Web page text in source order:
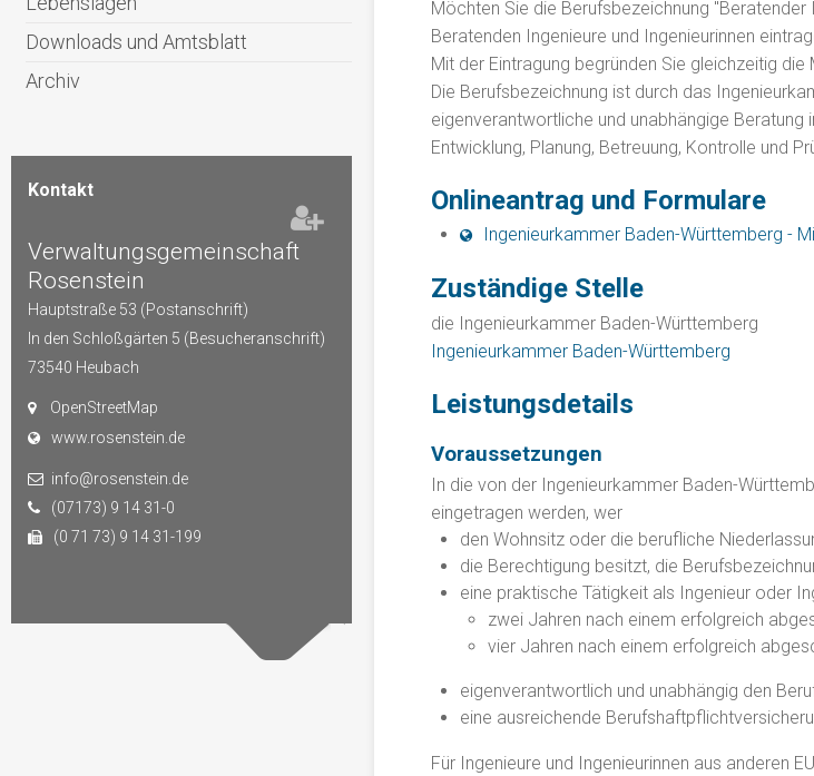
Downloads und Amtsblatt
Archiv
Kontakt
Verwaltungsgemeinschaft
Rosenstein
Hauptstraße 53 (Postanschrift)
In den Schloßgärten 5 (Besucheranschrift)
73540 Heubach
OpenStreetMap
www.rosenstein.de
info@rosenstein.de
(07173) 9 14 31-0
(0 71 73) 9 14 31-199
Möchten Sie die Berufsbezeichnung
Beratenden Ingenieure und Ingenieurinnen
Mit der Eintragung begründen Sie gleichzeitig
Die Berufsbezeichnung ist durch das
eigenverantwortliche und unabhängige
Entwicklung, Planung, Betreuung, Kontrolle und
Onlineantrag und Formulare
Ingenieurkammer Baden-Württemberg -
Zuständige Stelle
die Ingenieurkammer Baden-Württemberg
Ingenieurkammer Baden-Württemberg
Leistungsdetails
Voraussetzungen
In die von der Ingenieurkammer Baden-
eingetragen werden, wer
den Wohnsitz oder die berufliche
die Berechtigung besitzt, die
eine praktische Tätigkeit als Ingenieur oder
zwei Jahren nach einem erfolgreich
vier Jahren nach einem erfolgreich
eigenverantwortlich und unabhängig den
eine ausreichende
Für Ingenieure und Ingenieurinnen aus anderen